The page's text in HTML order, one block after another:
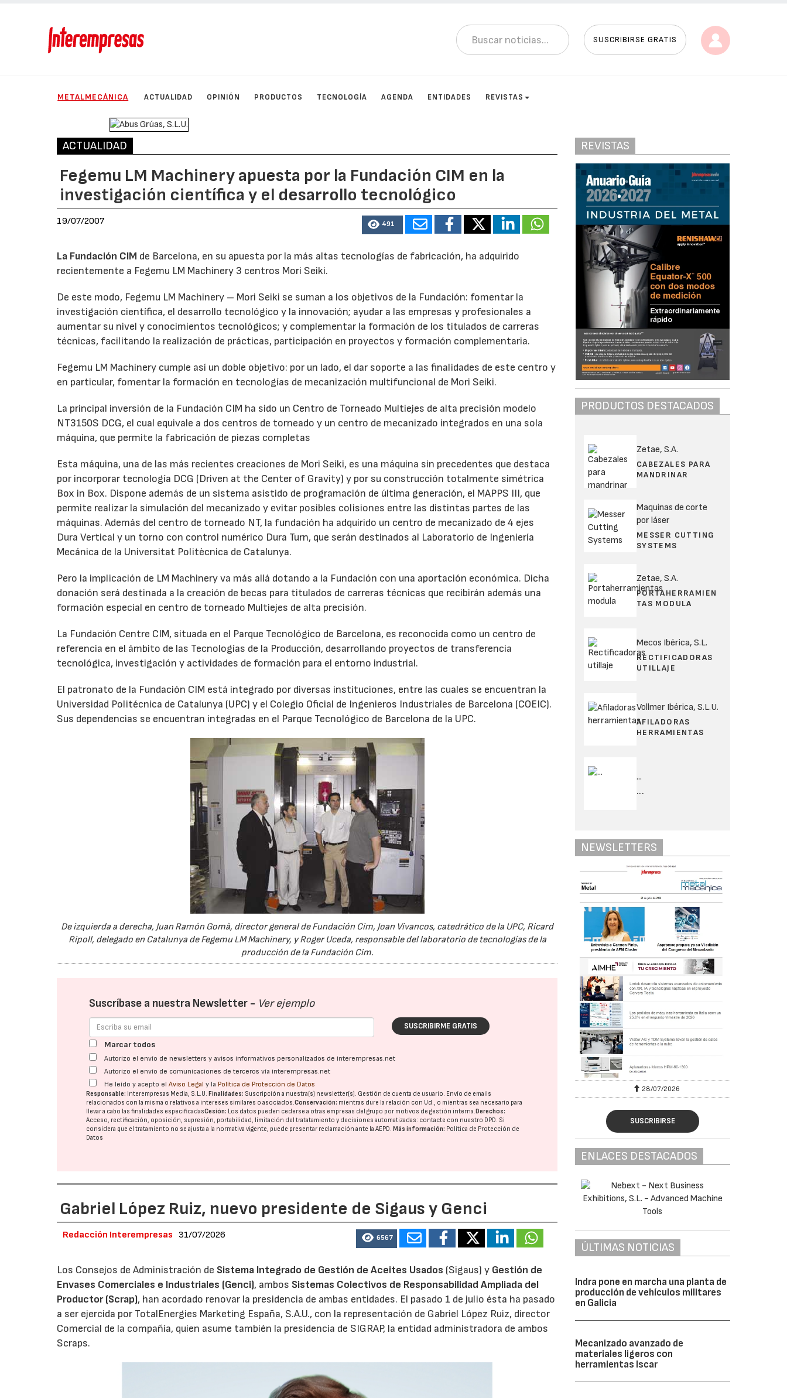
SUSCRIBIRSE GRATIS
METALMECÁNICA ACTUALIDAD OPINIÓN PRODUCTOS TECNOLOGÍA AGENDA ENTIDADES REVISTAS
ACTUALIDAD
Fegemu LM Machinery apuesta por la Fundación CIM en la
investigación científica y el desarrollo tecnológico
19/07/2007 491
La Fundación CIM de Barcelona, en su apuesta por la más altas tecnologías de fabricación, ha adquirido
recientemente a Fegemu LM Machinery 3 centros Mori Seiki.
De este modo, Fegemu LM Machinery – Mori Seiki se suman a los objetivos de la Fundación: fomentar la
investigación científica, el desarrollo tecnológico y la innovación; ayudar a las empresas y profesionales a
aumentar su nivel y conocimientos tecnológicos; y complementar la formación de los titulados de carreras
técnicas, facilitando la realización de prácticas, participación en proyectos y formación complementaria.
Fegemu LM Machinery cumple así un doble objetivo: por un lado, el dar soporte a las finalidades de este centro y
en particular, fomentar la formación en tecnologías de mecanización multifuncional de Mori Seiki.
La principal inversión de la Fundación CIM ha sido un Centro de Torneado Multiejes de alta precisión modelo
NT3150S DCG, el cual equivale a dos centros de torneado y un centro de mecanizado integrados en una sola
máquina, que permite la fabricación de piezas completas
Esta máquina, una de las más recientes creaciones de Mori Seiki, es una máquina sin precedentes que destaca
por incorporar tecnología DCG (Driven at the Center of Gravity) y por su construcción totalmente simétrica
Box in Box. Dispone además de un sistema asistido de programación de última generación, el MAPPS III, que
permite realizar la simulación del mecanizado y evitar posibles colisiones entre las distintas partes de las
máquinas. Además del centro de torneado NT, la fundación ha adquirido un centro de mecanizado de 4 ejes
Dura Vertical y un torno con control numérico Dura Turn, que serán destinados al Laboratorio de Ingeniería
Mecánica de la Universitat Politècnica de Catalunya.
Pero la implicación de LM Machinery va más allá dotando a la Fundación con una aportación económica. Dicha
donación será destinada a la creación de becas para titulados de carreras técnicas que recibirán además una
formación especial en centro de torneado Multiejes de alta precisión.
La Fundación Centre CIM, situada en el Parque Tecnológico de Barcelona, es reconocida como un centro de
referencia en el ámbito de las Tecnologías de la Producción, desarrollando proyectos de transferencia
tecnológica, investigación y actividades de formación para el entorno industrial.
El patronato de la Fundación CIM está integrado por diversas instituciones, entre las cuales se encuentran la
Universidad Politécnica de Catalunya (UPC) y el Colegio Oficial de Ingenieros Industriales de Barcelona (COEIC).
Sus dependencias se encuentran integradas en el Parque Tecnológico de Barcelona de la UPC.
De izquierda a derecha, Juan Ramón Gomà, director general de Fundación Cim, Joan Vivancos, catedrático de la UPC, Ricard
Ripoll, delegado en Catalunya de Fegemu LM Machinery, y Roger Uceda, responsable del laboratorio de tecnologías de la
producción de la Fundación Cim.
Suscríbase a nuestra Newsletter - Ver ejemplo
SUSCRIBIRME GRATIS
Marcar todos
Autorizo el envío de newsletters y avisos informativos personalizados de interempresas.net
Autorizo el envío de comunicaciones de terceros vía interempresas.net
He leído y acepto elAviso Legal y la Política de Protección de Datos
Responsable: Interempresas Media, S.L.U.Finalidades: Suscripción a nuestra(s) newsletter(s). Gestión de cuenta de usuario. Envío de emails
relacionados con la misma o relativos a intereses similares o asociados.Conservación: mientras dure la relación con Ud., o mientras sea necesario para
llevar a cabo las finalidades especificadasCesión: Los datos pueden cederse a otras empresas del grupo por motivos de gestión interna.Derechos:
Acceso, rectificación, oposición, supresión, portabilidad, limitación del tratatamiento y decisiones automatizadas: contacte con nuestro DPD. Si
considera que el tratamiento no se ajusta a la normativa vigente, puede presentar reclamación ante laAEPD.Más información: Política de Protección de
Datos
Gabriel López Ruiz, nuevo presidente de Sigaus y Genci
Redacción Interempresas 31/07/2026 6567
Los Consejos de Administración de Sistema Integrado de Gestión de Aceites Usados (Sigaus) y Gestión de
Envases Comerciales e Industriales (Genci), ambos Sistemas Colectivos de Responsabilidad Ampliada del
Productor (Scrap), han acordado renovar la presidencia de ambas entidades. El pasado 1 de julio ésta ha pasado
a ser ejercida por TotalEnergies Marketing España, S.A.U., con la representación de Gabriel López Ruiz, director
Comercial de la compañía, quien asume también la presidencia de SIGRAP, la entidad administradora de ambos
Scraps.
REVISTAS
PRODUCTOS DESTACADOS
Zetae, S.A.
CABEZALES PARA
MANDRINAR
Maquinas de corte
por láser
MESSER CUTTING
SYSTEMS
Zetae, S.A.
PORTAHERRAMIEN
TAS MODULA
Mecos Ibérica, S.L.
RECTIFICADORAS
UTILLAJE
Vollmer Ibérica, S.L.U.
AFILADORAS
HERRAMIENTAS
...
...
NEWSLETTERS
28/07/2026 28/07/2026
SUSCRIBIRSE
ENLACES DESTACADOS
ÚLTIMAS NOTICIAS
Indra pone en marcha una planta de
producción de vehículos militares
en Galicia
Mecanizado avanzado de
materiales ligeros con
herramientas Iscar